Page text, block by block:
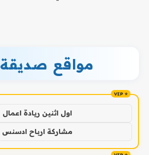
مواقع صديقة
اول اثنين ريادة اعمال
مشاركة ارباح ادسنس